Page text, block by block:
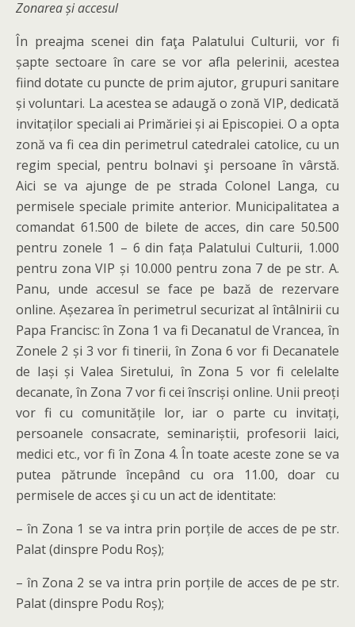
Zonarea și accesul
În preajma scenei din faţa Palatului Culturii, vor fi
șapte sectoare în care se vor afla pelerinii, acestea
fiind dotate cu puncte de prim ajutor, grupuri sanitare
și voluntari. La acestea se adaugă o zonă VIP, dedicată
invitaților speciali ai Primăriei și ai Episcopiei. O a opta
zonă va fi cea din perimetrul catedralei catolice, cu un
regim special, pentru bolnavi şi persoane în vârstă.
Aici se va ajunge de pe strada Colonel Langa, cu
permisele speciale primite anterior. Municipalitatea a
comandat 61.500 de bilete de acces, din care 50.500
pentru zonele 1 – 6 din fața Palatului Culturii, 1.000
pentru zona VIP și 10.000 pentru zona 7 de pe str. A.
Panu, unde accesul se face pe bază de rezervare
online. Așezarea în perimetrul securizat al întâlnirii cu
Papa Francisc: în Zona 1 va fi Decanatul de Vrancea, în
Zonele 2 și 3 vor fi tinerii, în Zona 6 vor fi Decanatele
de Iași și Valea Siretului, în Zona 5 vor fi celelalte
decanate, în Zona 7 vor fi cei înscriși online. Unii preoți
vor fi cu comunitățile lor, iar o parte cu invitați,
persoanele consacrate, seminariștii, profesorii laici,
medici etc., vor fi în Zona 4. În toate aceste zone se va
putea pătrunde începând cu ora 11.00, doar cu
permisele de acces şi cu un act de identitate:
– în Zona 1 se va intra prin porțile de acces de pe str.
Palat (dinspre Podu Roș);
– în Zona 2 se va intra prin porțile de acces de pe str.
Palat (dinspre Podu Roș);